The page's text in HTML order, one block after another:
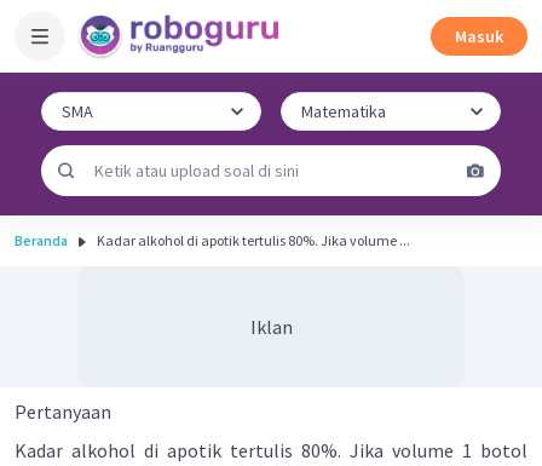
Masuk
Beranda Kadar alkohol di apotik tertulis 80%. Jika volume ...
Iklan
Pertanyaan
Kadar alkohol di apotik tertulis 80%. Jika volume 1 botol